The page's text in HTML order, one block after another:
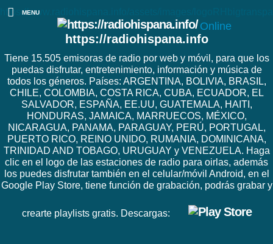
https://www.radiohispana.info/assets/images/
Online
https://radiohispana.info
Tiene 15.505 emisoras de radio por web y móvil, para que los
puedas disfrutar, entretenimiento, información y música de
todos los géneros. Países: ARGENTINA, BOLIVIA, BRASIL,
CHILE, COLOMBIA, COSTA RICA, CUBA, ECUADOR, EL
SALVADOR, ESPAÑA, EE.UU, GUATEMALA, HAITI,
HONDURAS, JAMAICA, MARRUECOS, MÉXICO,
NICARAGUA, PANAMA, PARAGUAY, PERÚ, PORTUGAL,
PUERTO RICO, REINO UNIDO, RUMANIA, DOMINICANA,
TRINIDAD AND TOBAGO, URUGUAY y VENEZUELA. Haga
clic en el logo de las estaciones de radio para oirlas, además
los puedes disfrutar también en el celular/móvil Android, en el
Google Play Store, tiene función de grabación, podrás grabar y
crearte playlists gratis. Descargas:
MENU